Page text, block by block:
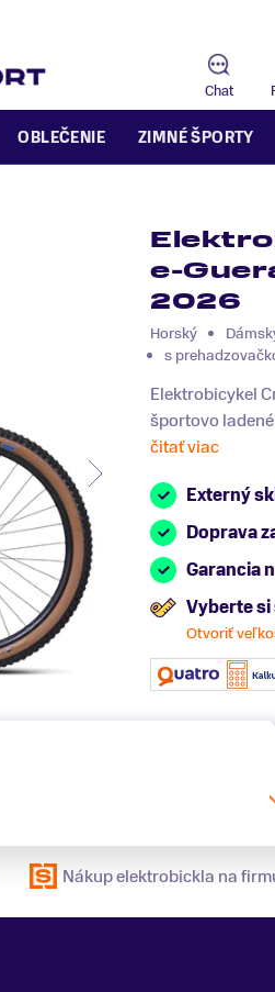
Chat
OBLEČENIE ZIMNÉ ŠPORTY
e-
2026
Horský
s
Elektrobicykel
športovo
čitať viac
Externý
Doprava
Garancia
Vyberte
Otvoriť
Nákup elektrobickla na